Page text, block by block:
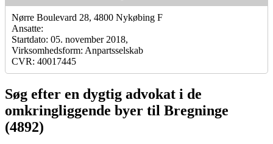
Nørre Boulevard 28, 4800 Nykøbing F
Ansatte:
Startdato: 05. november 2018,
Virksomhedsform: Anpartsselskab
CVR: 40017445
Søg efter en dygtig advokat i de
omkringliggende byer til Bregninge
(4892)